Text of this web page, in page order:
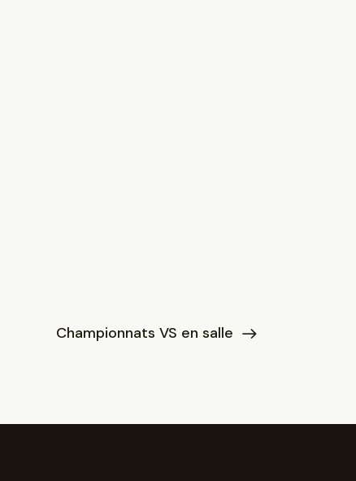
Championnats VS en salle